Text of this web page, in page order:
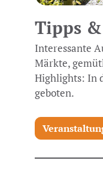
Tipps
Interessante
Märkte,
Highlights: In
geboten.